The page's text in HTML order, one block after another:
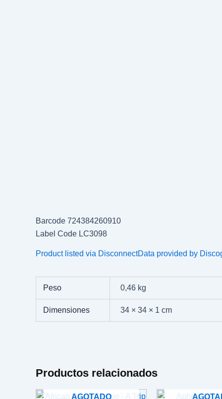
Barcode 724384260910
Label Code LC3098
Product listed via DisconnectData provided by
Peso 0,46 kg
Dimensiones 34 × 34 × 1 cm
Productos relacionados
AGOTADO